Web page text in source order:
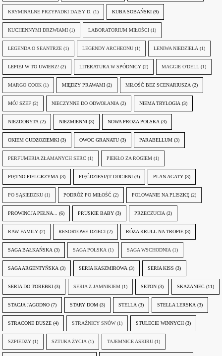
KRYMINALNE PRZYPADKI DAISY D. (1) KUBA SOBAŃSKI (9)
KUCHENNYMI DRZWIAMI (1) LABORATORIUM MIŁOŚCI (1)
LEGENDA O SEANTRZE (1) LEGENDY ARCHEONU (1) LENIWA NIEDZIELA (1)
LEPIEJ W TO UWIERZ! (2) LITERATURA W SPÓDNICY (2) MAGGIE O'DELL (1)
MARGO COOK (1) MIĘDZY PRAWAMI (2) MIŁOŚĆ BEZ SCENARIUSZA (2)
MÓJ SZEF (2) NIECZYNNE DO ODWOŁANIA (2) NIEMA TRYLOGIA (3)
NIEZDOBYTA (2) NIEZMIENNI (3) NOWA PROZA POLSKA (3)
OKIEM CUDZOZIEMKI (3) OWOC GRANATU (3) PARABELLUM (3)
PERFUMERIA ZŁAMANYCH SERC (1) PIEKŁO ZA ROGIEM (1)
PIĘTNO PIELGRZYMA (3) PIĘĆDZIESIĄT ODCIENI (3) PLAN AGATY (3)
PO SĄSIEDZKU (1) PODRÓŻ PO MIŁOŚĆ (2) POLOWANIE NA PLISZKĘ (2)
PROWINCJA PEŁNA... (6) PRUSKIE BABY (3) PRZECZUCIA (2)
RAW FAMILY (2) RESORTOWE DZIECI (2) RÓŻA KRULL NA TROPIE (3)
SAGA BAŁKAŃSKA (3) SAGA POLSKA (1) SAGA WSCHODNIA (1)
SAGA ARGENTYŃSKA (3) SERIA KASZMIROWA (3) SERIA KISS (3)
SERIA DO TOREBKI (3) SERIA Z JAMNIKIEM (1) SETON (3) SKAZANIEC (11)
STACJA JAGODNO (7) STARY DOM (3) STELLA (3) STELLA LERSKA (3)
STRACONE DUSZE (4) STRAŻNICY SNÓW (1) STULECIE WINNYCH (3)
SZPIEDZY (1) SZTUKA ŻYCIA (1) TAJEMNICE ASKIRU (1)